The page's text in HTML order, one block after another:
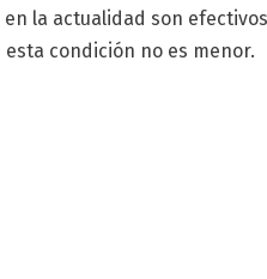
la actualidad son
condición no es menor.